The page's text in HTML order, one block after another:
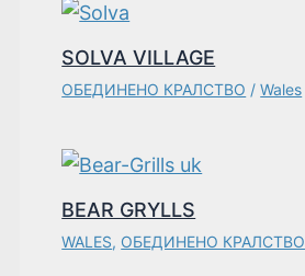
SOLVA VILLAGE
ОБЕДИНЕНО КРАЛСТВО /Wales
BEAR GRYLLS
WALES, ОБЕДИНЕНО КРАЛСТВО